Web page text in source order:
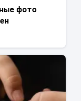
фото